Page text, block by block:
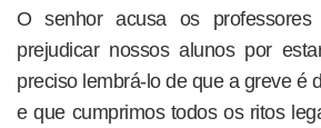
O senhor acusa os
prejudicar nossos alunos por
preciso lembrá-lo de que a greve é
e que cumprimos todos os ritos